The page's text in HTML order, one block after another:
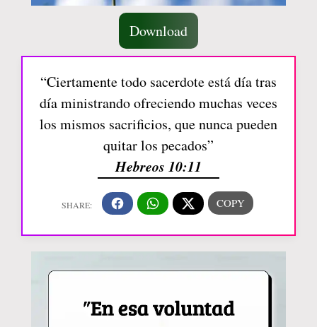
Download
“Ciertamente todo sacerdote está día tras
día ministrando ofreciendo muchas veces
los mismos sacrificios, que nunca pueden
quitar los pecados”
Hebreos 10:11